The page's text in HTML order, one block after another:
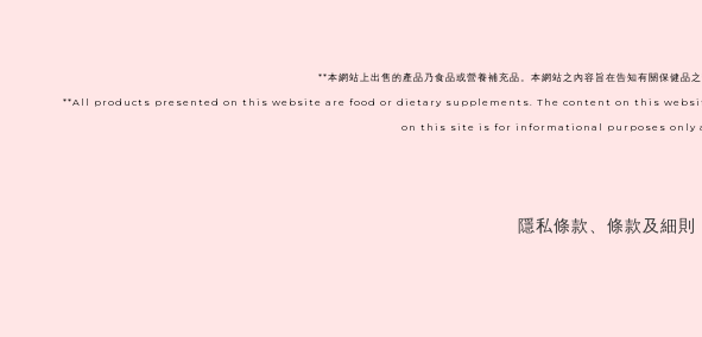
**本網站上出售的產品乃食品或營養補充品。本網站之內容旨在告知有關保健品
**All products presented on this website are food or dietary supplements. The content on this
on this site is for informational purposes only
隱私條款、條款及細則